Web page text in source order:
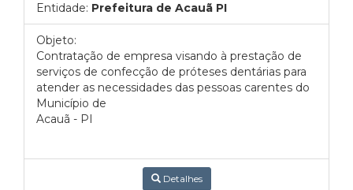
Entidade: Prefeitura de Acauã PI
Objeto:
Contratação de empresa visando à prestação de
serviços de confecção de próteses dentárias para
atender as necessidades das pessoas carentes do
Município de
Acauã - PI
Detalhes